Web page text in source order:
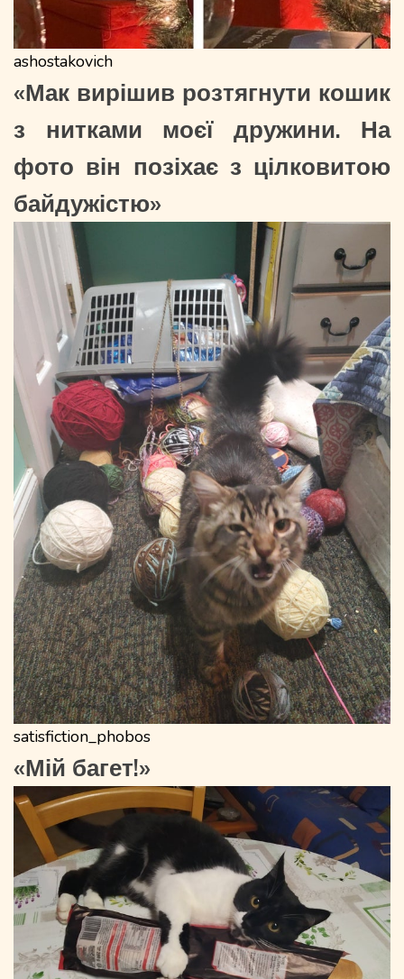
ashostakovich
«Мак вирішив розтягнути кошик
з нитками моєї дружини. На
фото він позіхає з цілковитою
байдужістю»
satisfiction_phobos
«Мій багет!»